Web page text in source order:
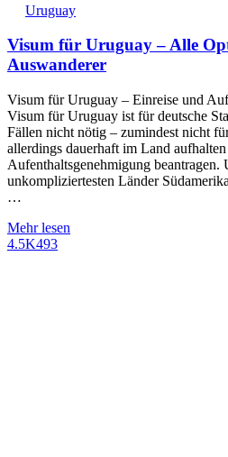
Uruguay
Visum für Uruguay – Alle
Auswanderer
Visum für Uruguay – Einreise und
Visum für Uruguay ist für deutsche
Fällen nicht nötig – zumindest nicht
allerdings dauerhaft im Land
Aufenthaltsgenehmigung beantragen.
unkompliziertesten Länder
…
Mehr lesen
4.5K493